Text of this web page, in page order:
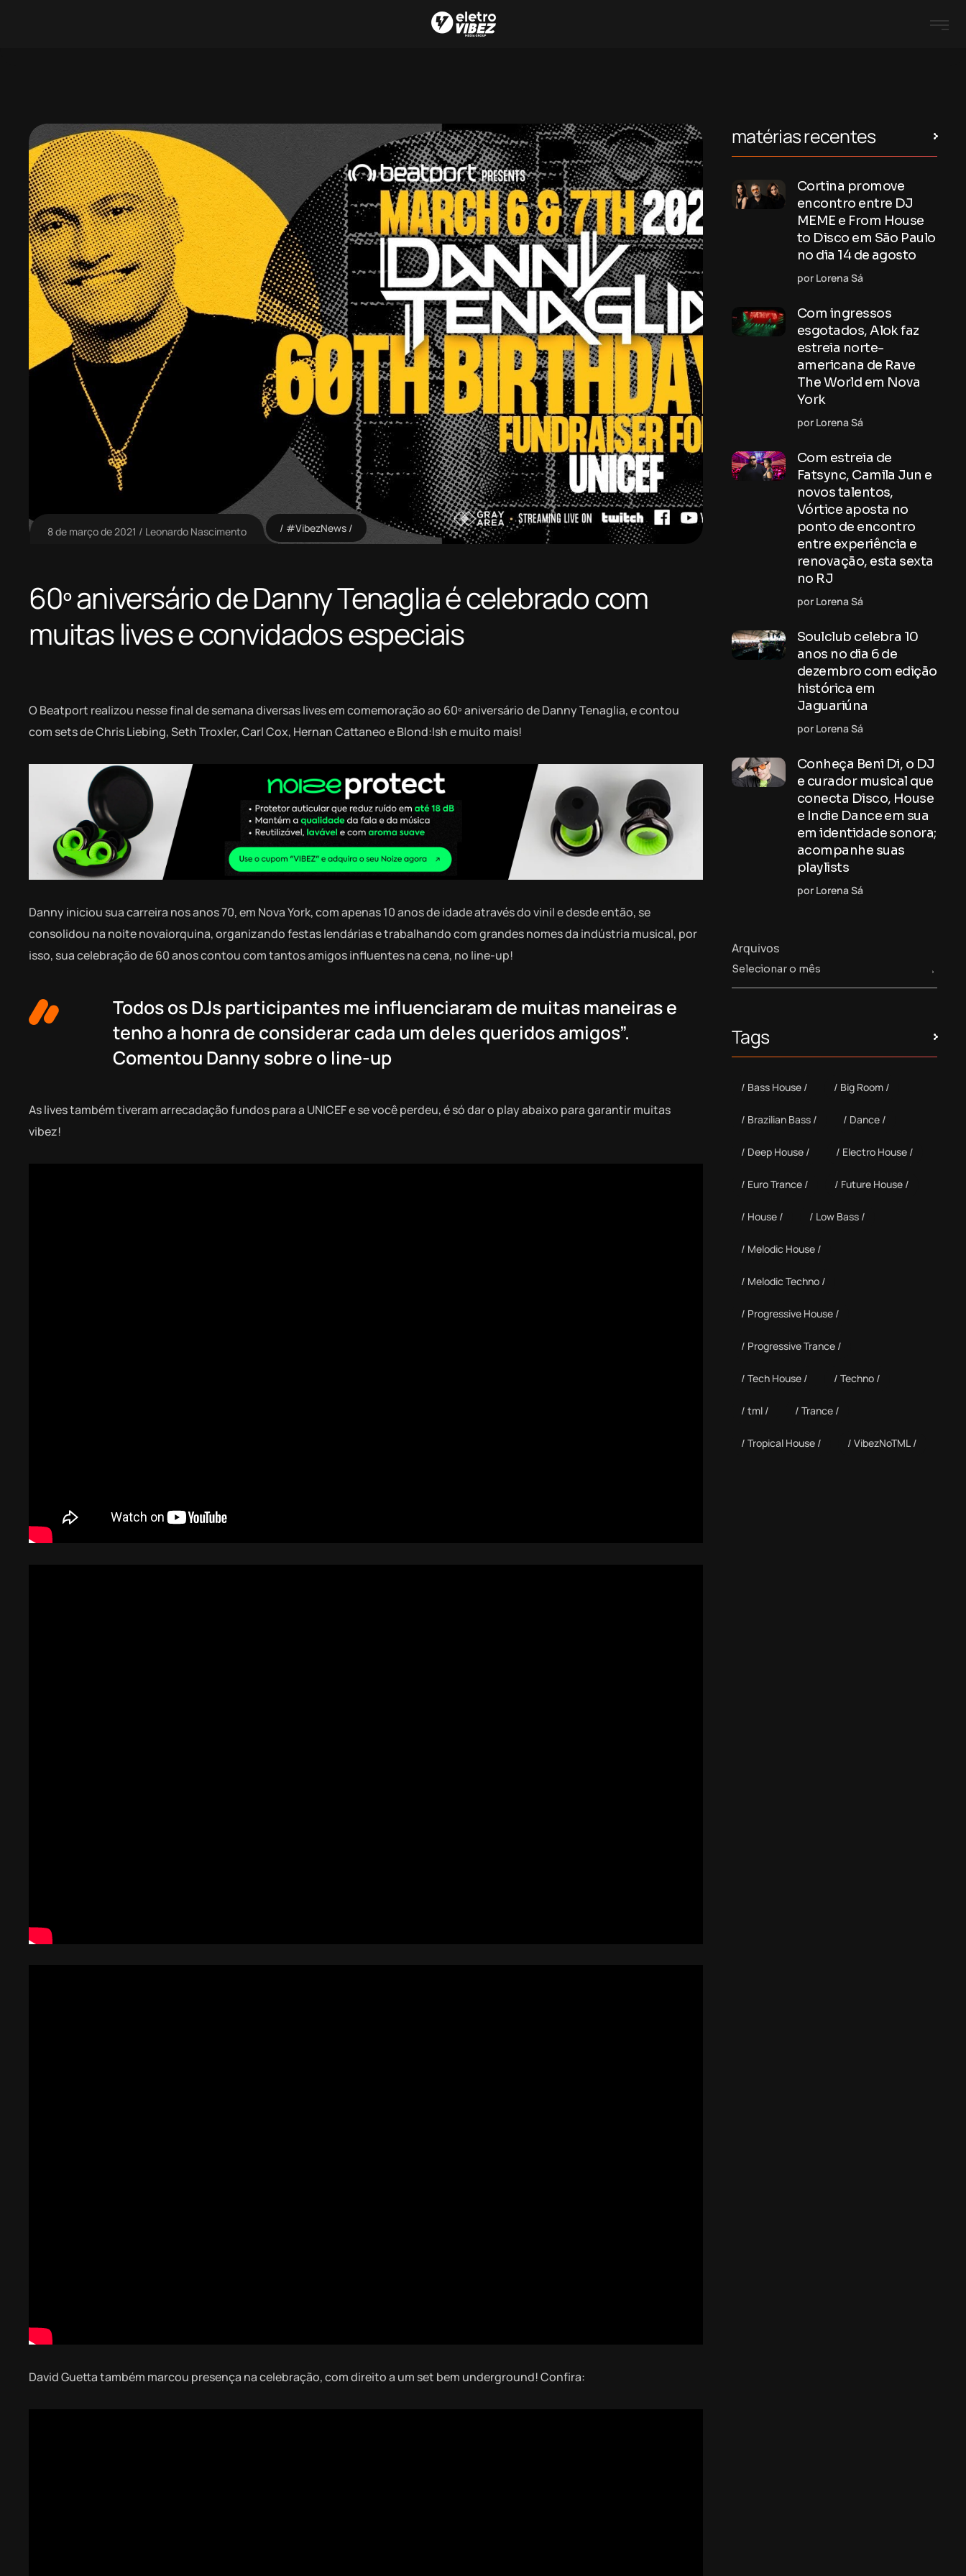
8 de março de 2021 Leonardo Nascimento #VibezNews
60º aniversário de Danny Tenaglia é celebrado com
muitas lives e convidados especiais
O Beatport realizou nesse final de semana diversas lives em comemoração ao 60º aniversário de Danny Tenaglia, e contou
com sets de Chris Liebing, Seth Troxler, Carl Cox, Hernan Cattaneo e Blond:Ish e muito mais!
Danny iniciou sua carreira nos anos 70, em Nova York, com apenas 10 anos de idade através do vinil e desde então, se
consolidou na noite novaiorquina, organizando festas lendárias e trabalhando com grandes nomes da indústria musical, por
isso, sua celebração de 60 anos contou com tantos amigos influentes na cena, no line-up!
Todos os DJs participantes me influenciaram de muitas maneiras e
tenho a honra de considerar cada um deles queridos amigos”.
Comentou Danny sobre o line-up
As lives também tiveram arrecadação fundos para a UNICEF e se você perdeu, é só dar o play abaixo para garantir muitas
vibez!
David Guetta também marcou presença na celebração, com direito a um set bem underground! Confira:
matérias recentes
Cortina promove
encontro entre DJ
MEME e From House
to Disco em São Paulo
no dia 14 de agosto
por Lorena Sá
Com ingressos
esgotados, Alok faz
estreia norte-
americana de Rave
The World em Nova
York
por Lorena Sá
Com estreia de
Fatsync, Camila Jun e
novos talentos,
Vórtice aposta no
ponto de encontro
entre experiência e
renovação, esta sexta
no RJ
por Lorena Sá
Soulclub celebra 10
anos no dia 6 de
dezembro com edição
histórica em
Jaguariúna
por Lorena Sá
Conheça Beni Di, o DJ
e curador musical que
conecta Disco, House
e Indie Dance em sua
em identidade sonora;
acompanhe suas
playlists
por Lorena Sá
Arquivos
Tags
Bass House Big Room
Brazilian Bass Dance
Deep House Electro House
Euro Trance Future House
House Low Bass
Melodic House
Melodic Techno
Progressive House
Progressive Trance
Tech House Techno
tml Trance
Tropical House VibezNoTML